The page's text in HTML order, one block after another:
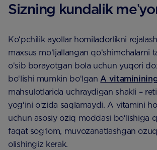
Sizning kundalik
Koʻpchilik ayollar homiladorlikni
maxsus moʻljallangan qoʻshimchalarni
oʻsib borayotgan bola uchun yuqori
boʻlishi mumkin boʻlganA
mahsulotlarida uchraydigan shakli –
yogʻini oʻzida saqlamaydi. A vitamini
uchun asosiy oziq moddasi boʻlishiga
faqat sogʻlom, muvozanatlashgan
olishingiz kerak.